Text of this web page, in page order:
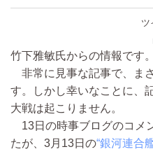
ツ
竹下雅敏氏からの情報です。
非常に見事な記事で、ま
す。しかし幸いなことに、
大戦は起こりません。
13日の時事ブログのコメ
たが、3月13日の“銀河連合